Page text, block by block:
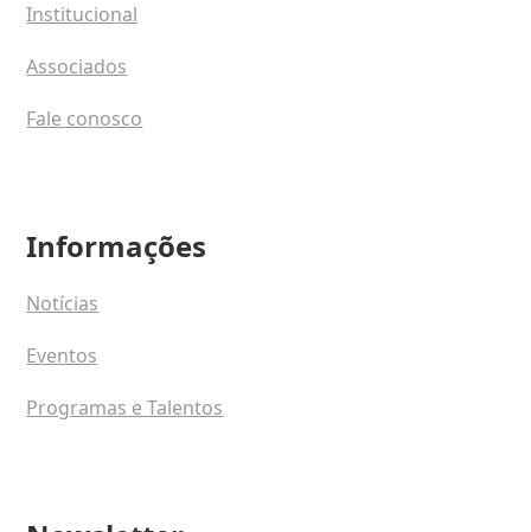
Institucional
Associados
Fale conosco
Informações
Notícias
Eventos
Programas e Talentos